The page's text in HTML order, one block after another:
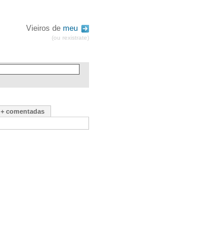
Vieiros de meu
(ou rexistrate)
+ comentadas